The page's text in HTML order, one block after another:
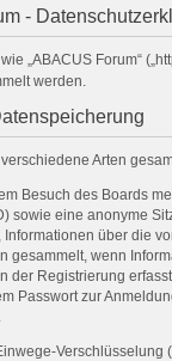
-
„ABACUS Forum“
werden.
Arten
Besuch des Boards
sowie eine anonyme
über die
gesammelt, wenn
der Registrierung
Passwort zur